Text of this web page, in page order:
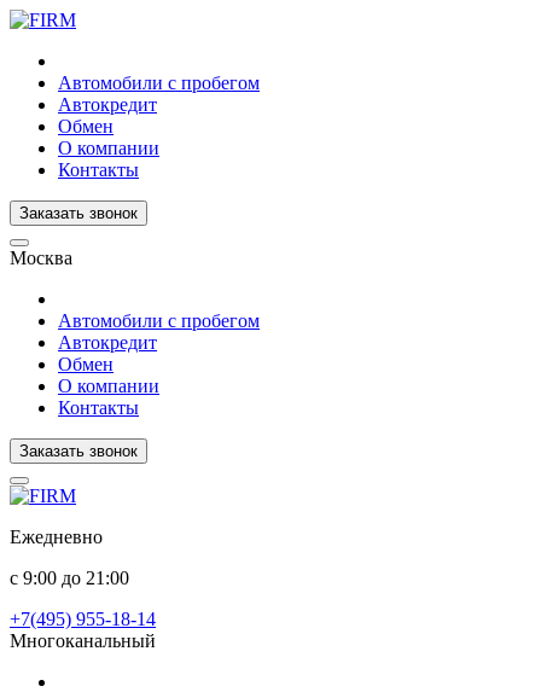
Автомобили с пробегом
Автокредит
Обмен
О компании
Контакты
Заказать звонок
Москва
Автомобили с пробегом
Автокредит
Обмен
О компании
Контакты
Заказать звонок
Ежедневно
с 9:00 до 21:00
+7(495) 955-18-14
Многоканальный